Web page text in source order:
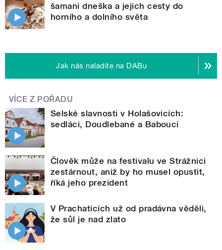
šamani dneška a jejich cesty do
horního a dolního světa
Jak nás naladíte na DABu
VÍCE Z POŘADU
Selské slavnosti v Holašovicích:
sedláci, Doudlebané a Babouci
Člověk může na festivalu ve Strážnici
zestárnout, aniž by ho musel opustit,
říká jeho prezident
V Prachaticích už od pradávna věděli,
že sůl je nad zlato